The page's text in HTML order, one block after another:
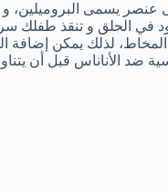
عنصر يسمى البروميلين،
في الحلق و تنقذ طفلك
لذلك يمكن إضافة
ضد الأناناس قبل أن